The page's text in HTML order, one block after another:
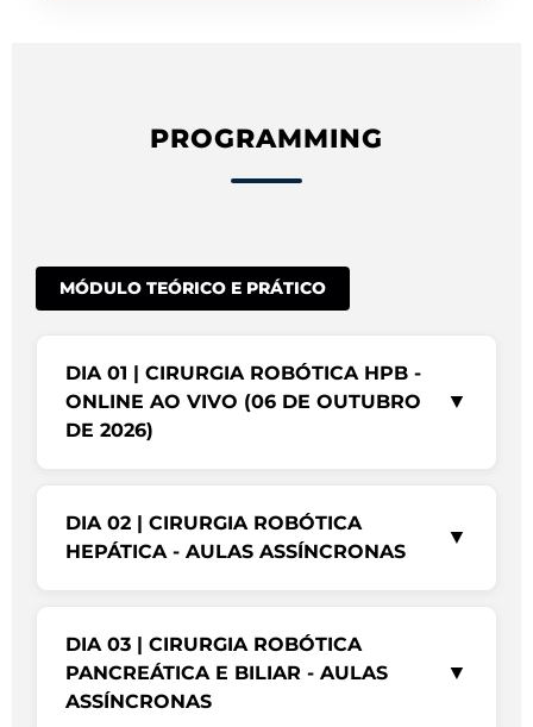
PROGRAMMING
MÓDULO TEÓRICO E PRÁTICO
DIA 01 | CIRURGIA ROBÓTICA HPB -
ONLINE AO VIVO (06 DE OUTUBRO
DE 2026)
▼
DIA 02 | CIRURGIA ROBÓTICA
HEPÁTICA - AULAS ASSÍNCRONAS
▼
DIA 03 | CIRURGIA ROBÓTICA
PANCREÁTICA E BILIAR - AULAS
ASSÍNCRONAS
▼